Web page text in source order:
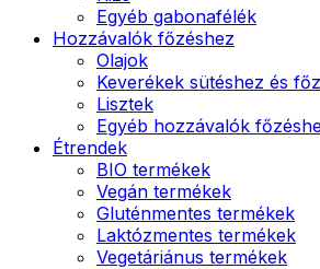
Egyéb gabonafélék
Hozzávalók főzéshez
Olajok
Keverékek sütéshez és
Lisztek
Egyéb hozzávalók
Étrendek
BIO termékek
Vegán termékek
Gluténmentes termékek
Laktózmentes termékek
Vegetáriánus termékek